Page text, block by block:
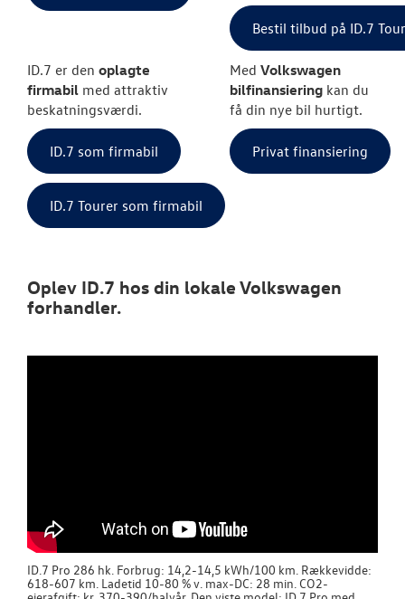
Bestil tilbud på ID.7
ID.7 er den oplagte
firmabil med attraktiv
beskatningsværdi.
ID.7 som firmabil
ID.7 Tourer som firmabil
Med Volkswagen
bilfinansiering kan du
få din nye bil hurtigt.
Privat finansiering
Oplev ID.7 hos din lokale Volkswagen
forhandler.
ID.7 Pro 286 hk. Forbrug: 14,2-14,5 kWh/100 km. Rækkevidde:
618-607 km. Ladetid 10-80 % v. max-DC: 28 min. CO2-